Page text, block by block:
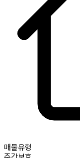
매물유형